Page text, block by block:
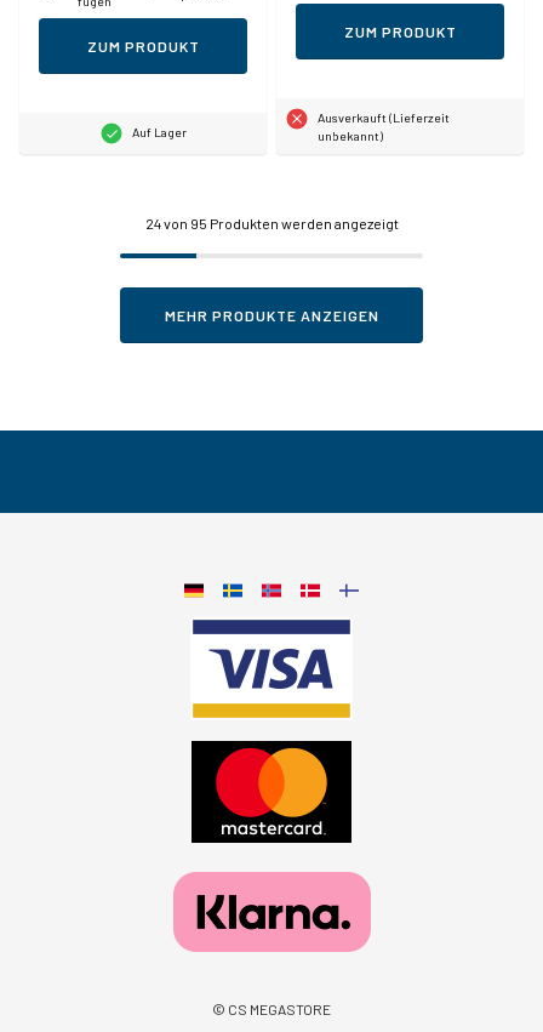
ZUM PRODUKT
Auf Lager
ZUM PRODUKT
Ausverkauft (Lieferzeit
unbekannt)
24von 95 Produkten werden angezeigt
MEHR PRODUKTE ANZEIGEN
© CS MEGASTORE